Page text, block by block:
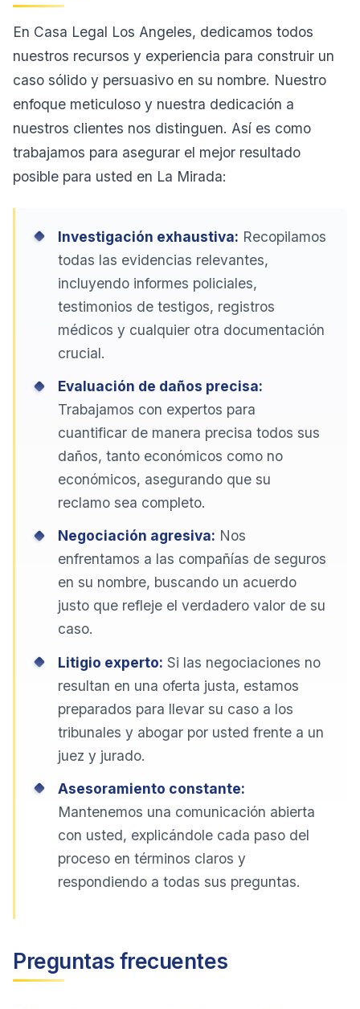
En Casa Legal Los Angeles, dedicamos todos
nuestros recursos y experiencia para construir un
caso sólido y persuasivo en su nombre. Nuestro
enfoque meticuloso y nuestra dedicación a
nuestros clientes nos distinguen. Así es como
trabajamos para asegurar el mejor resultado
posible para usted en La Mirada:
Investigación exhaustiva: Recopilamos
todas las evidencias relevantes,
incluyendo informes policiales,
testimonios de testigos, registros
médicos y cualquier otra documentación
crucial.
Evaluación de daños precisa:
Trabajamos con expertos para
cuantificar de manera precisa todos sus
daños, tanto económicos como no
económicos, asegurando que su
reclamo sea completo.
Negociación agresiva: Nos
enfrentamos a las compañías de seguros
en su nombre, buscando un acuerdo
justo que refleje el verdadero valor de su
caso.
Litigio experto: Si las negociaciones no
resultan en una oferta justa, estamos
preparados para llevar su caso a los
tribunales y abogar por usted frente a un
juez y jurado.
Asesoramiento constante:
Mantenemos una comunicación abierta
con usted, explicándole cada paso del
proceso en términos claros y
respondiendo a todas sus preguntas.
Preguntas frecuentes